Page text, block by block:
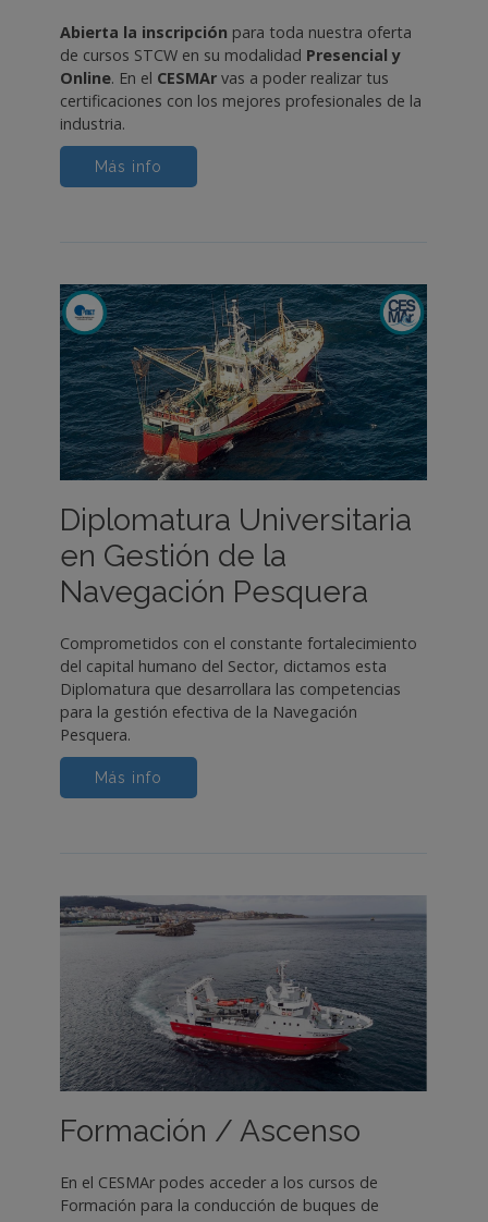
Abierta la inscripción para toda nuestra oferta
de cursos STCW en su modalidad Presencial y
Online. En el CESMAr vas a poder realizar tus
certificaciones con los mejores profesionales de la
industria.
Más info
Diplomatura Universitaria
en Gestión de la
Navegación Pesquera
Comprometidos con el constante fortalecimiento
del capital humano del Sector, dictamos esta
Diplomatura que desarrollara las competencias
para la gestión efectiva de la Navegación
Pesquera.
Más info
Formación / Ascenso
En el CESMAr podes acceder a los cursos de
Formación para la conducción de buques de